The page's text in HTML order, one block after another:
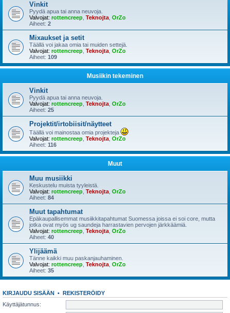
Vinkit
Pyydä apua tai anna neuvoja.
Valvojat: rottencreep Teknojta OrZo
Aiheet: 2
Mixaukset ja setit
Täällä voi jakaa omia tai muiden settejä.
Valvojat: rottencreep Teknojta OrZo
Aiheet: 109
Musiikin tekeminen
Vinkit
Pyydä apua tai anna neuvoja.
Valvojat: rottencreep Teknojta OrZo
Aiheet: 25
Projektit/irtobiisit/näytteet
Täällä voi mainostaa omia projekteja
Valvojat: rottencreep Teknojta OrZo
Aiheet: 116
Muut
Muu musiikki
Keskustelu muista tyyleistä.
Valvojat: rottencreep Teknojta OrZo
Aiheet: 84
Muut tapahtumat
Epäkaupallisemmat musiikkitapahtumat Suomessa joissa ei soi core, mutta
jotka ovat myös ug saundeja harrastavien pervojen järkkäämiä.
Valvojat: rottencreep Teknojta OrZo
Aiheet: 40
Ylijäämä
Tänne kaikki muu paskanjauhaminen.
Valvojat: rottencreep Teknojta OrZo
Aiheet: 35
KIRJAUDU SISÄÄN • REKISTERÖIDY
Käyttäjätunnus: